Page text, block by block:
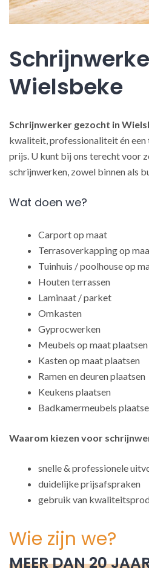
Wielsbeke
Schrijnwerker gezocht in
kwaliteit, professionaliteit én
prijs. U kunt bij ons terecht voor
schrijnwerken, zowel binnen als
Wat doen we?
Carport op maat
Terrasoverkapping op
Tuinhuis / poolhouse op
Houten terrassen
Laminaat / parket
Omkasten
Gyprocwerken
Meubels op maat plaatsen
Kasten op maat plaatsen
Ramen en deuren plaatsen
Keukens plaatsen
Badkamermeubels
Waarom kiezen voor
snelle & professionele
duidelijke prijsafspraken
gebruik van
Wie zijn we?
MEER DAN 20